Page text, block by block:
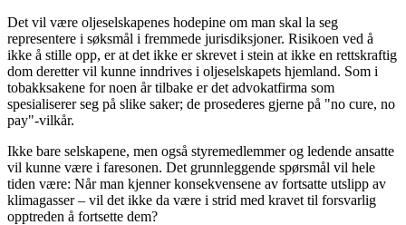
Det vil være oljeselskapenes hodepine om man skal la seg
representere i søksmål i fremmede jurisdiksjoner. Risikoen ved å
ikke å stille opp, er at det ikke er skrevet i stein at ikke en rettskraftig
dom deretter vil kunne inndrives i oljeselskapets hjemland. Som i
tobakksakene for noen år tilbake er det advokatfirma som
spesialiserer seg på slike saker; de prosederes gjerne på "no cure, no
pay"-vilkår.
Ikke bare selskapene, men også styremedlemmer og ledende ansatte
vil kunne være i faresonen. Det grunnleggende spørsmål vil hele
tiden være: Når man kjenner konsekvensene av fortsatte utslipp av
klimagasser – vil det ikke da være i strid med kravet til forsvarlig
opptreden å fortsette dem?